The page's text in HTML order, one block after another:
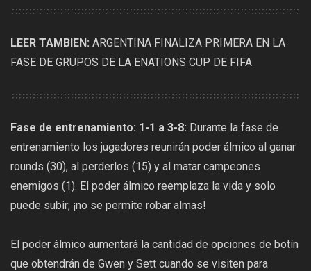
LEER TAMBIEN: ARGENTINA FINALIZA PRIMERA EN LA
FASE DE GRUPOS DE LA ENATIONS CUP DE FIFA
Fase de entrenamiento: 1-1 a 3-8: Durante la fase de
entrenamiento los jugadores reunirán poder álmico al ganar
rounds (30), al perderlos (15) y al matar campeones
enemigos (1). El poder álmico reemplaza la vida y solo
puede subir; ¡no se permite robar almas!
El poder álmico aumentará la cantidad de opciones de botín
que obtendrán de Gwen y Sett cuando se visiten para